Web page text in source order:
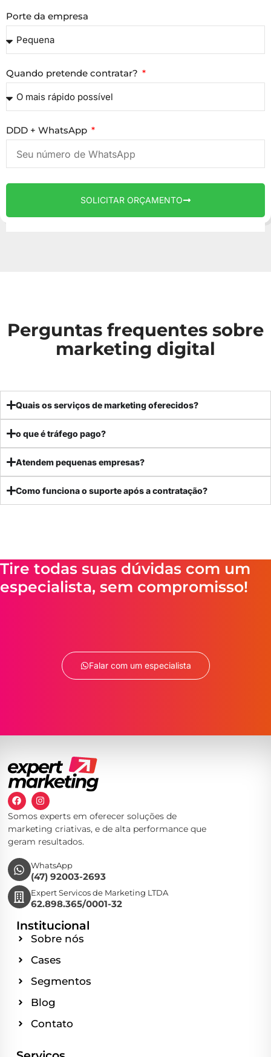
Porte da empresa
Quando pretende contratar?
DDD + WhatsApp
SOLICITAR ORÇAMENTO
Perguntas frequentes sobre
marketing digital
Quais os serviços de marketing oferecidos?
o que é tráfego pago?
Atendem pequenas empresas?
Como funciona o suporte após a contratação?
Tire todas suas dúvidas com um
especialista, sem compromisso!
Falar com um especialista
Somos experts em oferecer soluções de
marketing criativas, e de alta performance que
geram resultados.
WhatsApp
(47) 92003-2693
Expert Servicos de Marketing LTDA
62.898.365/0001-32
Institucional
Sobre nós
Cases
Segmentos
Blog
Contato